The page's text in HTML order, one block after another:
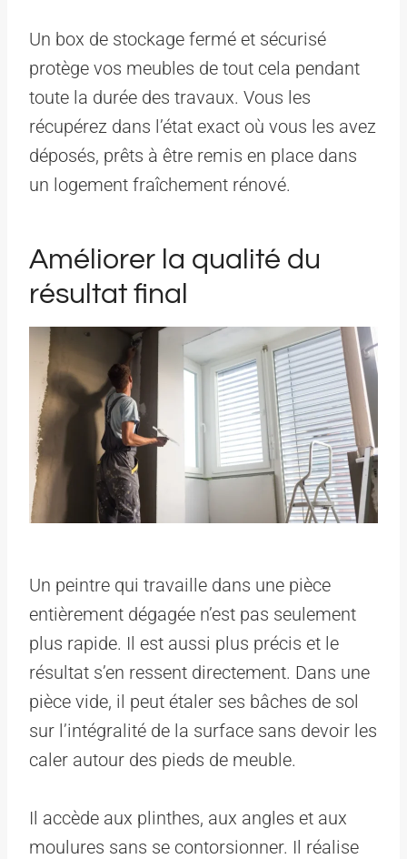
Un box de stockage fermé et sécurisé
protège vos meubles de tout cela pendant
toute la durée des travaux. Vous les
récupérez dans l’état exact où vous les avez
déposés, prêts à être remis en place dans
un logement fraîchement rénové.
Améliorer la qualité du
résultat final
Un peintre qui travaille dans une pièce
entièrement dégagée n’est pas seulement
plus rapide. Il est aussi plus précis et le
résultat s’en ressent directement. Dans une
pièce vide, il peut étaler ses bâches de sol
sur l’intégralité de la surface sans devoir les
caler autour des pieds de meuble.
Il accède aux plinthes, aux angles et aux
moulures sans se contorsionner. Il réalise